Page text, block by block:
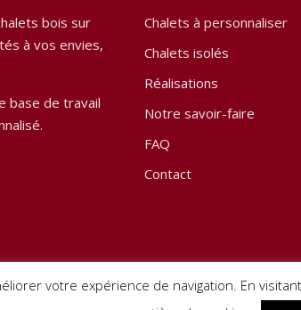
bois sur
à vos envies,
base de travail
Chalets à personnaliser
Chalets isolés
Réalisations
Notre savoir-faire
FAQ
Contact
votre expérience de navigation. En